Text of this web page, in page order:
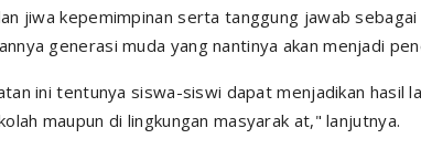
jiwa kepemimpinan serta tanggung jawab
generasi muda yang nantinya akan menjadi
ini tentunya siswa-siswi dapat menjadikan hasil
maupun di lingkungan masyarak at," lanjutnya.